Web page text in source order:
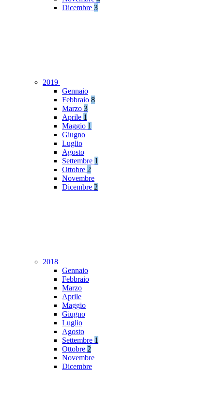
Dicembre 3
2019
Gennaio
Febbraio 8
Marzo 3
Aprile 1
Maggio 1
Giugno
Luglio
Agosto
Settembre 1
Ottobre 2
Novembre
Dicembre 2
2018
Gennaio
Febbraio
Marzo
Aprile
Maggio
Giugno
Luglio
Agosto
Settembre 1
Ottobre 2
Novembre
Dicembre